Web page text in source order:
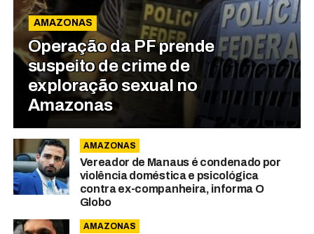
AMAZONAS
Operação da PF prende
suspeito de crime de
exploração sexual no
Amazonas
AMAZONAS
Vereador de Manaus é condenado por
violência doméstica e psicológica
contra ex-companheira, informa O
Globo
AMAZONAS